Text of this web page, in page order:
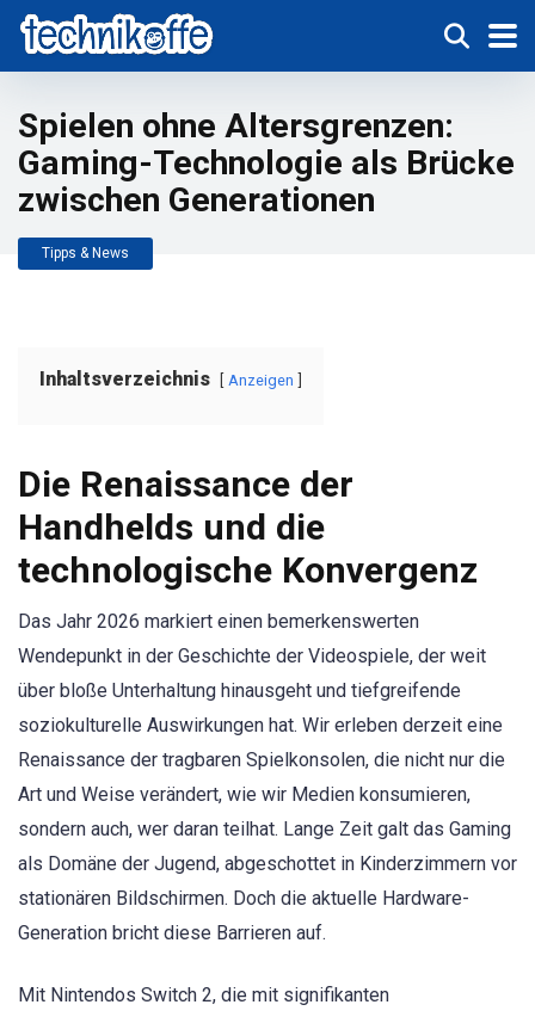
Spielen ohne Altersgrenzen:
Gaming-Technologie als Brücke
zwischen Generationen
Tipps & News
Inhaltsverzeichnis Anzeigen
Die Renaissance der
Handhelds und die
technologische Konvergenz
Das Jahr 2026 markiert einen bemerkenswerten
Wendepunkt in der Geschichte der Videospiele, der weit
über bloße Unterhaltung hinausgeht und tiefgreifende
soziokulturelle Auswirkungen hat. Wir erleben derzeit eine
Renaissance der tragbaren Spielkonsolen, die nicht nur die
Art und Weise verändert, wie wir Medien konsumieren,
sondern auch, wer daran teilhat. Lange Zeit galt das Gaming
als Domäne der Jugend, abgeschottet in Kinderzimmern vor
stationären Bildschirmen. Doch die aktuelle Hardware-
Generation bricht diese Barrieren auf.
Mit Nintendos Switch 2, die mit signifikanten